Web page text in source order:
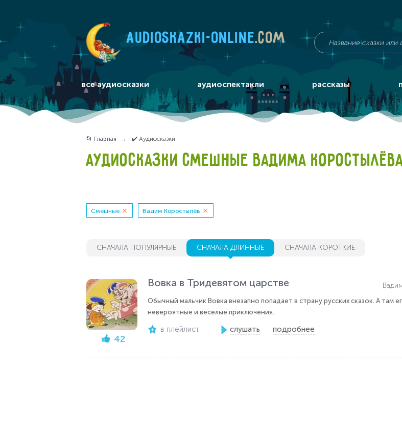
audioskazki-online.com
все аудиосказки аудиоспектакли рассказы
📂 Главная ✔️ Аудиосказки
АУДИОСКАЗКИ СМЕШНЫЕ ВАДИМА
Смешные Вадим Коростылёв
СНАЧАЛА ПОПУЛЯРНЫЕ СНАЧАЛА ДЛИННЫЕ СНАЧАЛА КОРОТКИЕ
42
Вовка в Тридевятом царстве
Обычный мальчик Вовка внезапно попадает в страну русских сказок. А там
невероятные и веселые приключения.
в плейлист слушать подробнее